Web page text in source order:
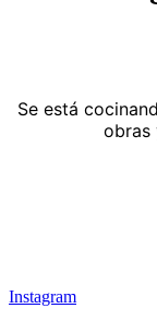
Se está
obras
Instagram